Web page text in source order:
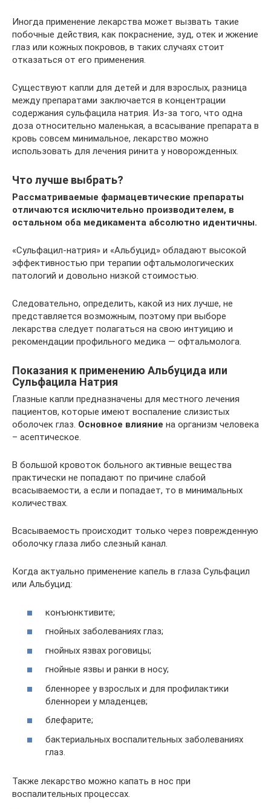
Иногда применение лекарства может вызвать такие
побочные действия, как покраснение, зуд, отек и жжение
глаз или кожных покровов, в таких случаях стоит
отказаться от его применения.
Существуют капли для детей и для взрослых, разница
между препаратами заключается в концентрации
содержания сульфацила натрия. Из-за того, что одна
доза относительно маленькая, а всасывание препарата в
кровь совсем минимальное, лекарство можно
использовать для лечения ринита у новорожденных.
Что лучше выбрать?
Рассматриваемые фармацевтические препараты
отличаются исключительно производителем, в
остальном оба медикамента абсолютно идентичны.
«Сульфацил-натрия» и «Альбуцид» обладают высокой
эффективностью при терапии офтальмологических
патологий и довольно низкой стоимостью.
Следовательно, определить, какой из них лучше, не
представляется возможным, поэтому при выборе
лекарства следует полагаться на свою интуицию и
рекомендации профильного медика — офтальмолога.
Показания к применению Альбуцида или
Сульфацила Натрия
Глазные капли предназначены для местного лечения
пациентов, которые имеют воспаление слизистых
оболочек глаз. Основное влияние на организм человека
– асептическое.
В большой кровоток больного активные вещества
практически не попадают по причине слабой
всасываемости, а если и попадает, то в минимальных
количествах.
Всасываемость происходит только через поврежденную
оболочку глаза либо слезный канал.
Когда актуально применение капель в глаза Сульфацил
или Альбуцид:
конъюнктивите;
гнойных заболеваниях глаз;
гнойных язвах роговицы;
гнойные язвы и ранки в носу;
бленнорее у взрослых и для профилактики
бленнореи у младенцев;
блефарите;
бактериальных воспалительных заболеваниях
глаз.
Также лекарство можно капать в нос при
воспалительных процессах.